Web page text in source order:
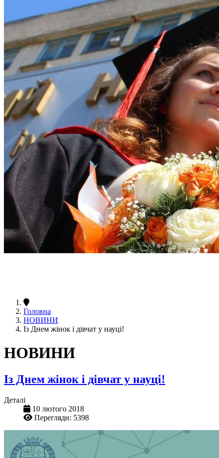
Головна
НОВИНИ
Із Днем жінок і дівчат у науці!
НОВИНИ
Із Днем жінок і дівчат у науці!
Деталі
10 лютого 2018
Перегляди: 5398